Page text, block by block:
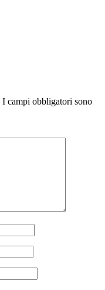
I campi obbligatori sono